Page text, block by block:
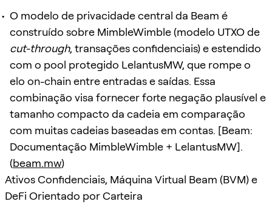
O modelo de privacidade central da Beam é
construído sobre MimbleWimble (modelo UTXO de
cut-through, transações confidenciais) e estendido
com o pool protegido LelantusMW, que rompe o
elo on-chain entre entradas e saídas. Essa
combinação visa fornecer forte negação plausível e
tamanho compacto da cadeia em comparação
com muitas cadeias baseadas em contas. [Beam:
Documentação MimbleWimble + LelantusMW].
(beam.mw)
Ativos Confidenciais, Máquina Virtual Beam (BVM) e
DeFi Orientado por Carteira